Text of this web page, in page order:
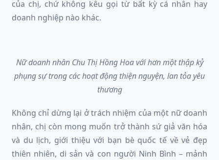
của chị, chứ không kêu gọi từ bất kỳ cá nhân hay
doanh nghiệp nào khác.
Nữ doanh nhân Chu Thị Hồng Hoa với hơn một thập kỷ
phụng sự trong các hoạt động thiện nguyện, lan tỏa yêu
thương
Không chỉ dừng lại ở trách nhiệm của một nữ doanh
nhân, chị còn mong muốn trở thành sứ giả văn hóa
và du lịch, giới thiệu với bạn bè quốc tế về vẻ đẹp
thiên nhiên, di sản và con người Ninh Bình – mảnh